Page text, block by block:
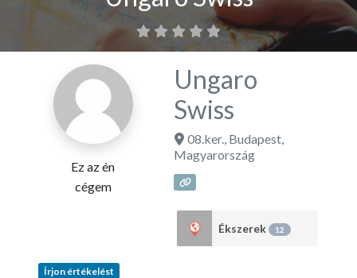
Ez az én
cégem
Ungaro
Swiss
08.ker., Budapest,
Magyarország
Ékszerek 12
Írjon értékelést